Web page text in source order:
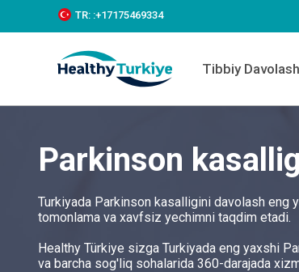
k
c
TR: :+‪17175469334‬
Tibbiy Davolash
Parkinson
Turkiyada Parkinson kasalligini davolash eng
tomonlama va xavfsiz yechimni taqdim etadi.
Healthy Türkiye sizga Turkiyada eng yaxshi
va barcha sog'liq sohalarida 360-darajada